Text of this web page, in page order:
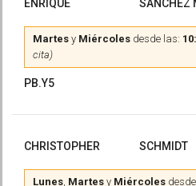
ENRIQUE SÁNCHEZ
Martes y Miércoles desde las:
cita)
PB.Y5
CHRISTOPHER SCHMIDT
Lunes, Martes y Miércoles